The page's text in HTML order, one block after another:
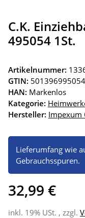
C.K.
495054 1St.
Artikelnummer:
GTIN:
HAN: Markenlos
Kategorie:
Hersteller: Impexum
Lieferumfang wie
Gebrauchsspuren.
32,99 €
inkl. 19% USt. , zzgl.